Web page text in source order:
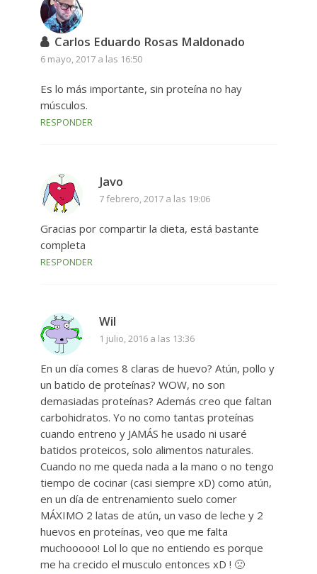
Carlos Eduardo Rosas Maldonado
6 mayo, 2017 a las 16:50
Es lo más importante, sin proteína no hay
músculos.
RESPONDER
Javo
7 febrero, 2017 a las 19:06
Gracias por compartir la dieta, está bastante
completa
RESPONDER
Wil
1 julio, 2016 a las 13:36
En un día comes 8 claras de huevo? Atún, pollo y
un batido de proteínas? WOW, no son
demasiadas proteínas? Además creo que faltan
carbohidratos. Yo no como tantas proteínas
cuando entreno y JAMÁS he usado ni usaré
batidos proteicos, solo alimentos naturales.
Cuando no me queda nada a la mano o no tengo
tiempo de cocinar (casi siempre xD) como atún,
en un día de entrenamiento suelo comer
MÁXIMO 2 latas de atún, un vaso de leche y 2
huevos en proteínas, veo que me falta
muchooooo! Lol lo que no entiendo es porque
me ha crecido el musculo entonces xD ! 🙁